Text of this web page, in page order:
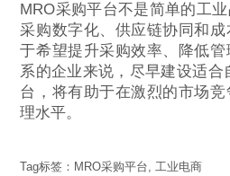
MRO采购平台不是简单的工
采购数字化、供应链协同和
于希望提升采购效率、降低
系的企业来说，尽早建设适合
台，将有助于在激烈的市场
理水平。
Tag标签： MRO采购平台,工业电商